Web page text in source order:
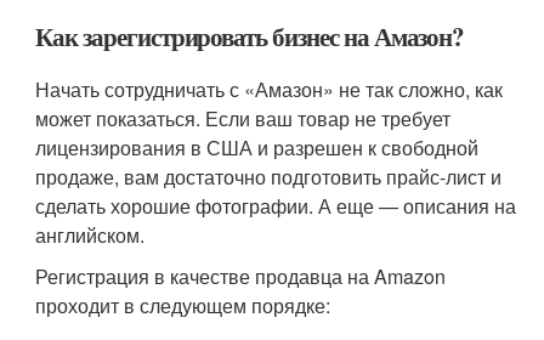
Как зарегистрировать бизнес на Амазон?
Начать сотрудничать с «Амазон» не так сложно, как
может показаться. Если ваш товар не требует
лицензирования в США и разрешен к свободной
продаже, вам достаточно подготовить прайс-лист и
сделать хорошие фотографии. А еще — описания на
английском.
Регистрация в качестве продавца на Amazon
проходит в следующем порядке: